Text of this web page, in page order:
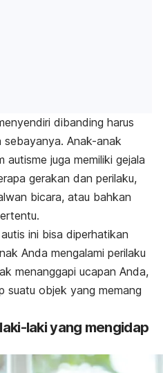
dibanding harus
sebayanya. Anak-anak
autisme juga memiliki gejala
gerakan dan perilaku,
bicara, atau bahkan
ini bisa diperhatikan
Anda mengalami perilaku
menanggapi ucapan Anda,
objek yang memang
laki yang mengidap